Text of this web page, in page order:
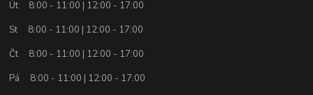
Út 8:00 - 11:00 | 12:00 - 17:00
St 8:00 - 11:00 | 12:00 - 17:00
Čt 8:00 - 11:00 | 12:00 - 17:00
Pá 8:00 - 11:00 | 12:00 - 17:00